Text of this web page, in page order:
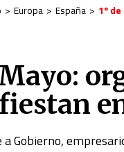
Europa España 1º
Mayo:
a Gobierno,